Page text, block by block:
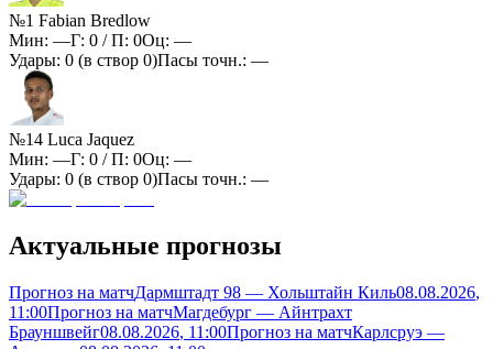
№1 Fabian Bredlow
Мин: —Г: 0 / П: 0Оц: —
Удары: 0 (в створ 0)Пасы точн.: —
№14 Luca Jaquez
Мин: —Г: 0 / П: 0Оц: —
Удары: 0 (в створ 0)Пасы точн.: —
Актуальные прогнозы
Прогноз на матчДармштадт 98 — Хольштайн Киль08.08.2026,
11:00Прогноз на матчМагдебург — Айнтрахт
Брауншвейг08.08.2026, 11:00Прогноз на матчКарлсруэ —